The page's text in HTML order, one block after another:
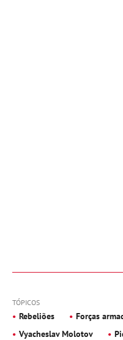
TÓPICOS
Rebeliões Forças
Vyacheslav Molotov